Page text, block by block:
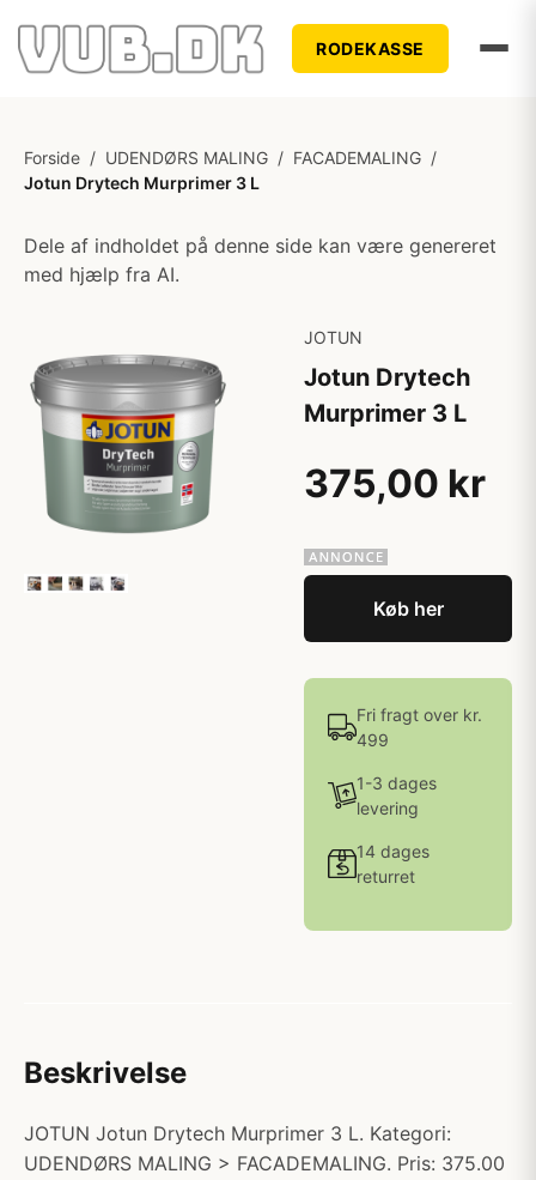
RODEKASSE
Forside / UDENDØRS MALING / FACADEMALING /
Jotun Drytech Murprimer 3 L
Dele af indholdet på denne side kan være genereret
med hjælp fra AI.
JOTUN
Jotun Drytech
Murprimer 3 L
375,00 kr
Køb her
Fri fragt over kr.
499
1-3 dages
levering
14 dages
returret
Beskrivelse
JOTUN Jotun Drytech Murprimer 3 L. Kategori:
UDENDØRS MALING > FACADEMALING. Pris: 375.00